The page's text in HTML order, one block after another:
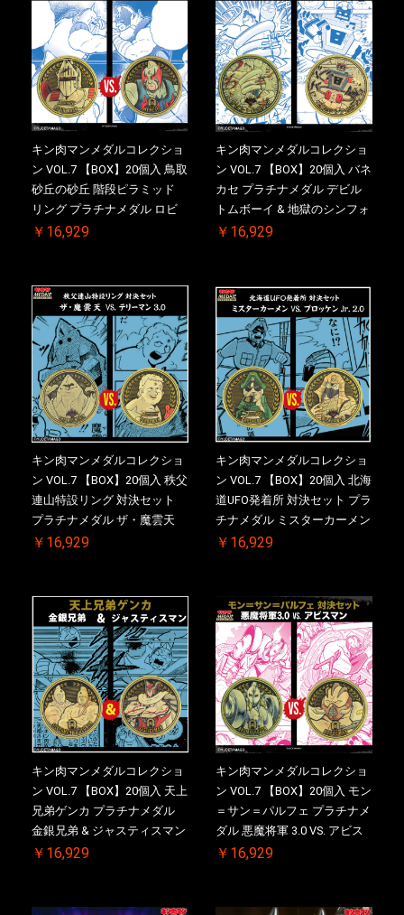
キン肉マンメダルコレクショ
ン VOL.7 【BOX】20個入 鳥取
砂丘の砂丘 階段ピラミッド
リング プラチナメダル ロビ
ンマスク VS.ネメシス 初回シ
ル(非売品)付
￥16,929
キン肉マンメダルコレクショ
ン VOL.7 【BOX】20個入 バネ
カセ プラチナメダル デビル
トムボーイ & 地獄のシンフォ
ニー 初回シリアルNO.入 ケー
￥16,929
キン肉マンメダルコレクショ
ン VOL.7 【BOX】20個入 秩父
連山特設リング 対決セット
プラチナメダル ザ・魔雲天
VS. テリーマン 3.0 初回シリア
売品)付
￥16,929
キン肉マンメダルコレクショ
ン VOL.7 【BOX】20個入 北海
道UFO発着所 対決セット プラ
チナメダル ミスターカーメン
VS. ブロッケン Jr. 2.0 初回シ
ル(非売品)付
￥16,929
キン肉マンメダルコレクショ
ン VOL.7 【BOX】20個入 天上
兄弟ゲンカ プラチナメダル
金銀兄弟 & ジャスティスマン
2.0 初回シリアルNO.入 ケース
￥16,929
キン肉マンメダルコレクショ
ン VOL.7 【BOX】20個入 モン
＝サン＝パルフェ プラチナメ
ダル 悪魔将軍 3.0 VS. アビス
マン 初回シリアルNO.入 ケー
￥16,929